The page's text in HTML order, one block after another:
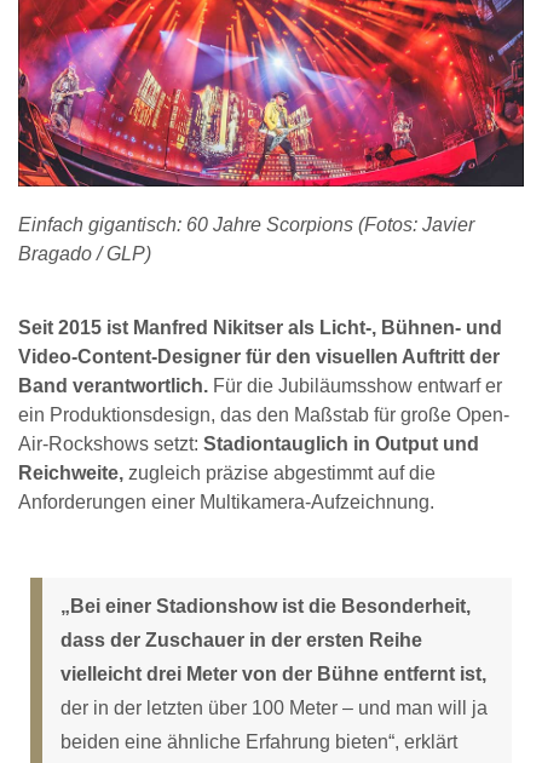
Einfach gigantisch: 60 Jahre Scorpions (Fotos: Javier
Bragado / GLP)
Seit 2015 ist Manfred Nikitser als Licht-, Bühnen- und
Video-Content-Designer für den visuellen Auftritt der
Band verantwortlich. Für die Jubiläumsshow entwarf er
ein Produktionsdesign, das den Maßstab für große Open-
Air-Rockshows setzt: Stadiontauglich in Output und
Reichweite, zugleich präzise abgestimmt auf die
Anforderungen einer Multikamera-Aufzeichnung.
„Bei einer Stadionshow ist die Besonderheit,
dass der Zuschauer in der ersten Reihe
vielleicht drei Meter von der Bühne entfernt ist,
der in der letzten über 100 Meter – und man will ja
beiden eine ähnliche Erfahrung bieten“, erklärt